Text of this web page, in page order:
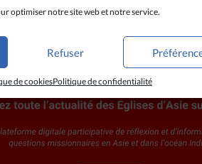
optimiser notre site web et notre service.
Refuser
de cookiesPolitique de confidentialité